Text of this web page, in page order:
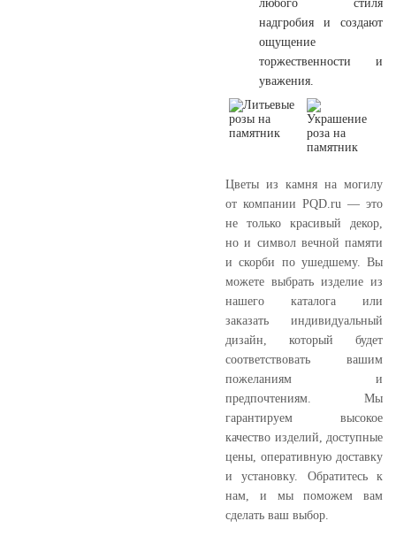
любого стиля
надгробия и создают
ощущение
торжественности и
уважения.
Цветы из камня на могилу
от компании PQD.ru — это
не только красивый декор,
но и символ вечной памяти
и скорби по ушедшему. Вы
можете выбрать изделие из
нашего каталога или
заказать индивидуальный
дизайн, который будет
соответствовать вашим
пожеланиям и
предпочтениям. Мы
гарантируем высокое
качество изделий, доступные
цены, оперативную доставку
и установку. Обратитесь к
нам, и мы поможем вам
сделать ваш выбор.